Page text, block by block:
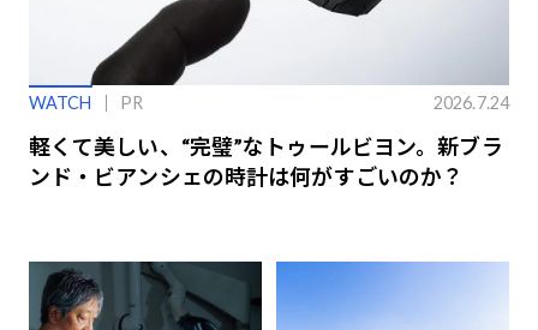
WATCH PR 2026.7.24
軽くて美しい、“完璧”なトゥールビヨン。新ブラ
ンド・ビアンシェの時計は何がすごいのか？